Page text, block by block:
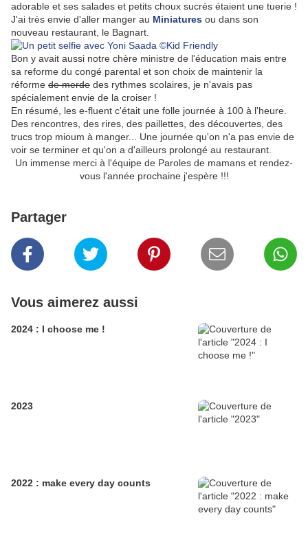
adorable et ses salades et petits choux sucrés étaient une tuerie !
J'ai très envie d'aller manger au Miniatures ou dans son
nouveau restaurant, le Bagnart.
Bon y avait aussi notre chère ministre de l'éducation mais entre
sa reforme du congé parental et son choix de maintenir la
réforme de merde des rythmes scolaires, je n'avais pas
spécialement envie de la croiser !
En résumé, les e-fluent c'était une folle journée à 100 à l'heure.
Des rencontres, des rires, des paillettes, des découvertes, des
trucs trop mioum à manger... Une journée qu'on n'a pas envie de
voir se terminer et qu'on a d'ailleurs prolongé au restaurant.
Un immense merci à l'équipe de Paroles de mamans et rendez-
vous l'année prochaine j'espère !!!
Partager
Vous aimerez aussi
2024 : I choose me !
2023
2022 : make every day counts